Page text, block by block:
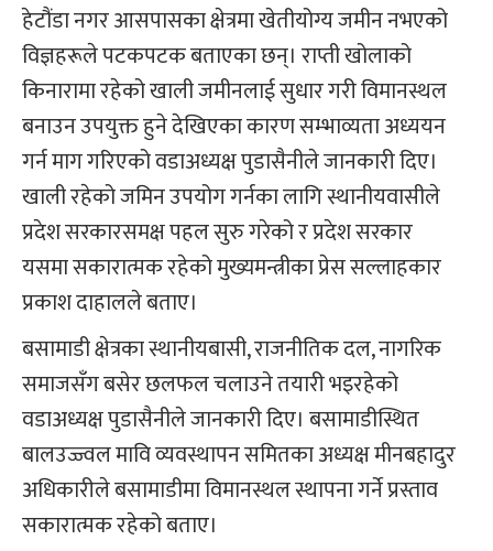
हेटौंडा नगर आसपासका क्षेत्रमा खेतीयोग्य जमीन नभएको
विज्ञहरूले पटकपटक बताएका छन्। राप्ती खोलाको
किनारामा रहेको खाली जमीनलाई सुधार गरी विमानस्थल
बनाउन उपयुक्त हुने देखिएका कारण सम्भाव्यता अध्ययन
गर्न माग गरिएको वडाअध्यक्ष पुडासैनीले जानकारी दिए।
खाली रहेको जमिन उपयोग गर्नका लागि स्थानीयवासीले
प्रदेश सरकारसमक्ष पहल सुरु गरेको र प्रदेश सरकार
यसमा सकारात्मक रहेको मुख्यमन्त्रीका प्रेस सल्लाहकार
प्रकाश दाहालले बताए।
बसामाडी क्षेत्रका स्थानीयबासी, राजनीतिक दल, नागरिक
समाजसँग बसेर छलफल चलाउने तयारी भइरहेको
वडाअध्यक्ष पुडासैनीले जानकारी दिए। बसामाडीस्थित
बालउज्ज्वल मावि व्यवस्थापन समितका अध्यक्ष मीनबहादुर
अधिकारीले बसामाडीमा विमानस्थल स्थापना गर्ने प्रस्ताव
सकारात्मक रहेको बताए।